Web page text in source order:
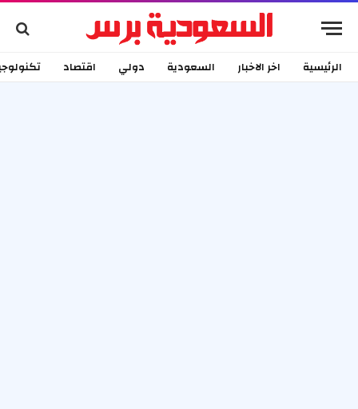
الرئيسية اخر الاخبار السعودية دولي اقتصاد